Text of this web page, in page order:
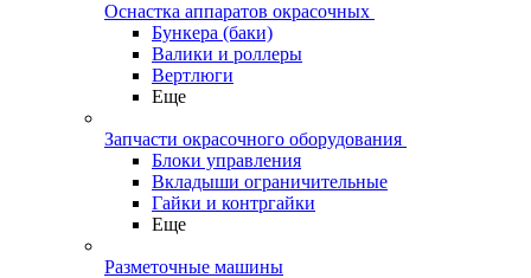
Оснастка аппаратов окрасочных
Бункера (баки)
Валики и роллеры
Вертлюги
Еще
Запчасти окрасочного оборудования
Блоки управления
Вкладыши ограничительные
Гайки и контргайки
Еще
Разметочные машины